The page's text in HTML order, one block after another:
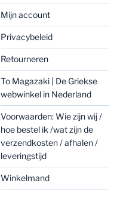
Mijn account
Privacybeleid
Retourneren
To Magazaki | De Griekse
webwinkel in Nederland
Voorwaarden: Wie zijn wij /
hoe bestel ik /wat zijn de
verzendkosten / afhalen /
leveringstijd
Winkelmand